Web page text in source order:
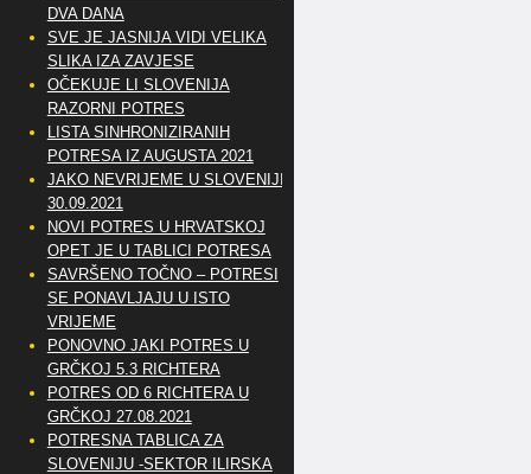
DVA DANA
SVE JE JASNIJA VIDI VELIKA
SLIKA IZA ZAVJESE
OČEKUJE LI SLOVENIJA
RAZORNI POTRES
LISTA SINHRONIZIRANIH
POTRESA IZ AUGUSTA 2021
JAKO NEVRIJEME U SLOVENIJI
30.09.2021
NOVI POTRES U HRVATSKOJ
OPET JE U TABLICI POTRESA
SAVRŠENO TOČNO – POTRESI
SE PONAVLJAJU U ISTO
VRIJEME
PONOVNO JAKI POTRES U
GRČKOJ 5.3 RICHTERA
POTRES OD 6 RICHTERA U
GRČKOJ 27.08.2021
POTRESNA TABLICA ZA
SLOVENIJU -SEKTOR ILIRSKA